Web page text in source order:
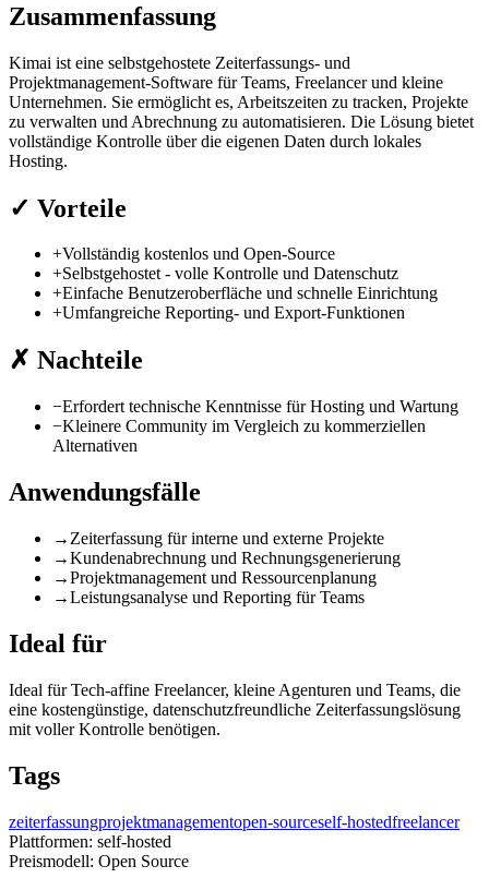
Zusammenfassung
Kimai ist eine selbstgehostete Zeiterfassungs- und
Projektmanagement-Software für Teams, Freelancer und kleine
Unternehmen. Sie ermöglicht es, Arbeitszeiten zu tracken, Projekte
zu verwalten und Abrechnung zu automatisieren. Die Lösung bietet
vollständige Kontrolle über die eigenen Daten durch lokales
Hosting.
✓ Vorteile
+Vollständig kostenlos und Open-Source
+Selbstgehostet - volle Kontrolle und Datenschutz
+Einfache Benutzeroberfläche und schnelle Einrichtung
+Umfangreiche Reporting- und Export-Funktionen
✗ Nachteile
−Erfordert technische Kenntnisse für Hosting und Wartung
−Kleinere Community im Vergleich zu kommerziellen
Alternativen
Anwendungsfälle
→ Zeiterfassung für interne und externe Projekte
→Kundenabrechnung und Rechnungsgenerierung
→Projektmanagement und Ressourcenplanung
→Leistungsanalyse und Reporting für Teams
Ideal für
Ideal für Tech-affine Freelancer, kleine Agenturen und Teams, die
eine kostengünstige, datenschutzfreundliche Zeiterfassungslösung
mit voller Kontrolle benötigen.
Tags
zeiterfassungprojektmanagementopen-sourceself-hostedfreelancer
Plattformen: self-hosted
Preismodell: Open Source